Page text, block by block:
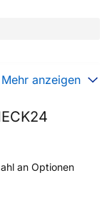
Mehr anzeigen
an Optionen